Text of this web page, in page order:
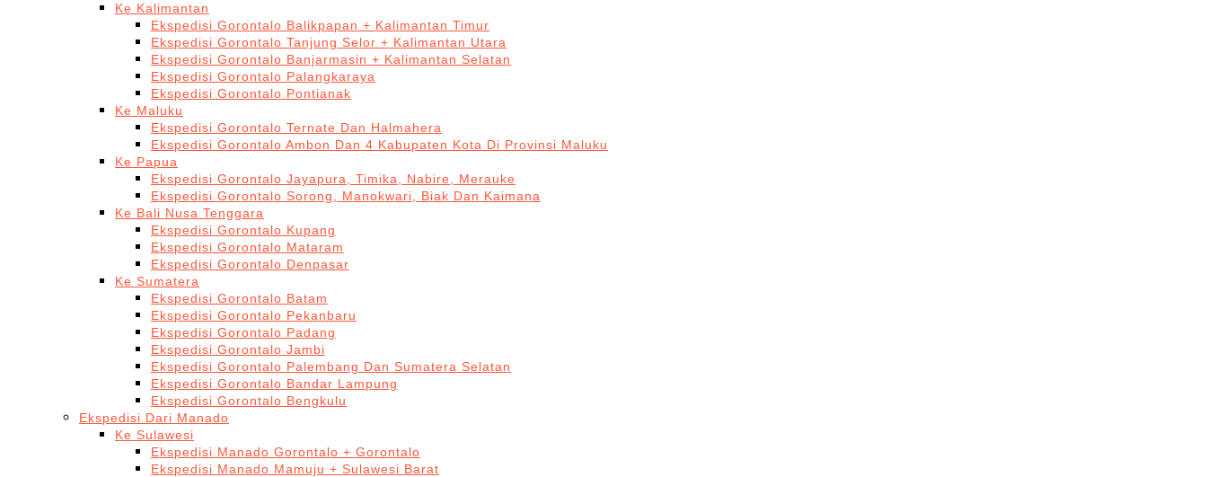
Ke Kalimantan
Ekspedisi Gorontalo Balikpapan + Kalimantan Timur
Ekspedisi Gorontalo Tanjung Selor + Kalimantan Utara
Ekspedisi Gorontalo Banjarmasin + Kalimantan Selatan
Ekspedisi Gorontalo Palangkaraya
Ekspedisi Gorontalo Pontianak
Ke Maluku
Ekspedisi Gorontalo Ternate Dan Halmahera
Ekspedisi Gorontalo Ambon Dan 4 Kabupaten Kota Di Provinsi Maluku
Ke Papua
Ekspedisi Gorontalo Jayapura, Timika, Nabire, Merauke
Ekspedisi Gorontalo Sorong, Manokwari, Biak Dan Kaimana
Ke Bali Nusa Tenggara
Ekspedisi Gorontalo Kupang
Ekspedisi Gorontalo Mataram
Ekspedisi Gorontalo Denpasar
Ke Sumatera
Ekspedisi Gorontalo Batam
Ekspedisi Gorontalo Pekanbaru
Ekspedisi Gorontalo Padang
Ekspedisi Gorontalo Jambi
Ekspedisi Gorontalo Palembang Dan Sumatera Selatan
Ekspedisi Gorontalo Bandar Lampung
Ekspedisi Gorontalo Bengkulu
Ekspedisi Dari Manado
Ke Sulawesi
Ekspedisi Manado Gorontalo + Gorontalo
Ekspedisi Manado Mamuju + Sulawesi Barat